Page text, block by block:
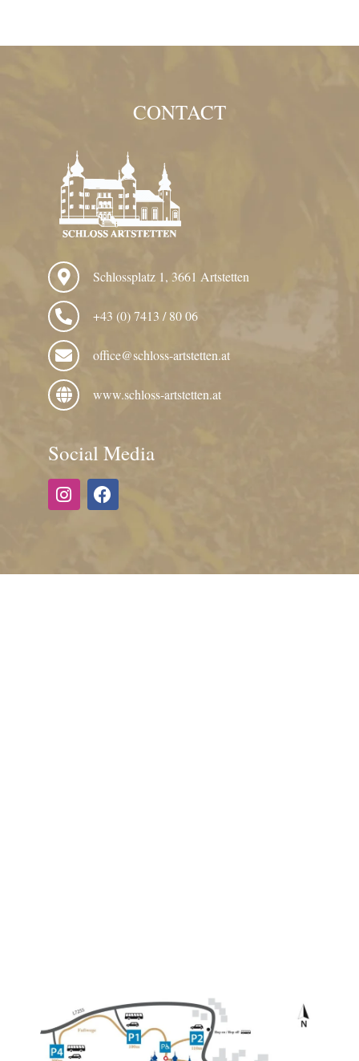
CONTACT
Schlossplatz 1, 3661 Artstetten
+43 (0) 7413 / 80 06
office@schloss-artstetten.at
www.schloss-artstetten.at
Social Media